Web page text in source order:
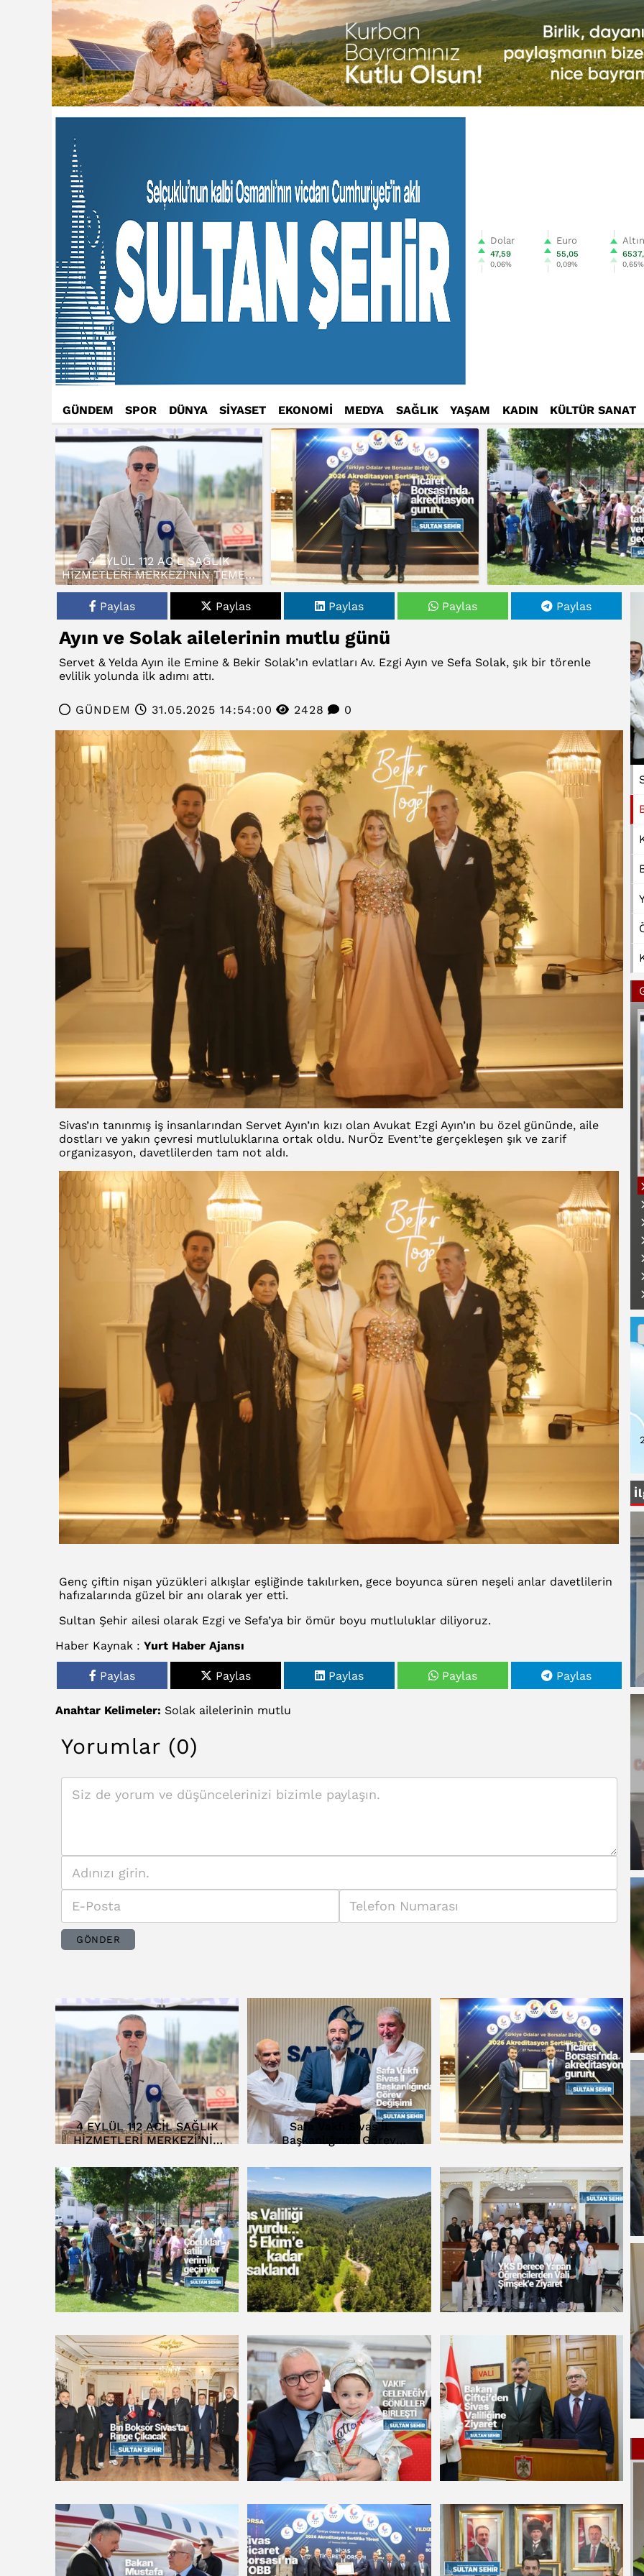
Dolar
47,59
0,06%
Euro
55,05
0,09%
Altın
0,65%
GÜNDEM SPOR DÜNYA SİYASET EKONOMİ MEDYA SAĞLIK YAŞAM KADIN KÜLTÜR SANAT
4 EYLÜL 112 ACİL SAĞLIK
HİZMETLERİ MERKEZİ’NİN TEMELİ
ATILDI…
Paylas
Paylas Paylas Paylas Paylas
Ayın ve Solak ailelerinin mutlu günü
Servet & Yelda Ayın ile Emine & Bekir Solak’ın evlatları Av. Ezgi Ayın ve Sefa Solak, şık bir törenle
evlilik yolunda ilk adımı attı.
GÜNDEM 31.05.2025 14:54:00 2428 0
Sivas’ın tanınmış iş insanlarından Servet Ayın’ın kızı olan Avukat Ezgi Ayın’ın bu özel gününde, aile
dostları ve yakın çevresi mutluluklarına ortak oldu. NurÖz Event’te gerçekleşen şık ve zarif
organizasyon, davetlilerden tam not aldı.
Genç çiftin nişan yüzükleri alkışlar eşliğinde takılırken, gece boyunca süren neşeli anlar davetlilerin
hafızalarında güzel bir anı olarak yer etti.
Sultan Şehir ailesi olarak Ezgi ve Sefa’ya bir ömür boyu mutluluklar diliyoruz.
Haber Kaynak : Yurt Haber Ajansı
Paylas Paylas Paylas Paylas Paylas
Anahtar Kelimeler: Solak ailelerinin mutlu
Yorumlar (0)
GÖNDER
4 EYLÜL 112 ACİL SAĞLIK
HİZMETLERİ MERKEZİ’NİN
Safa Vakfı Sivas İl
Başkanlığında Görev